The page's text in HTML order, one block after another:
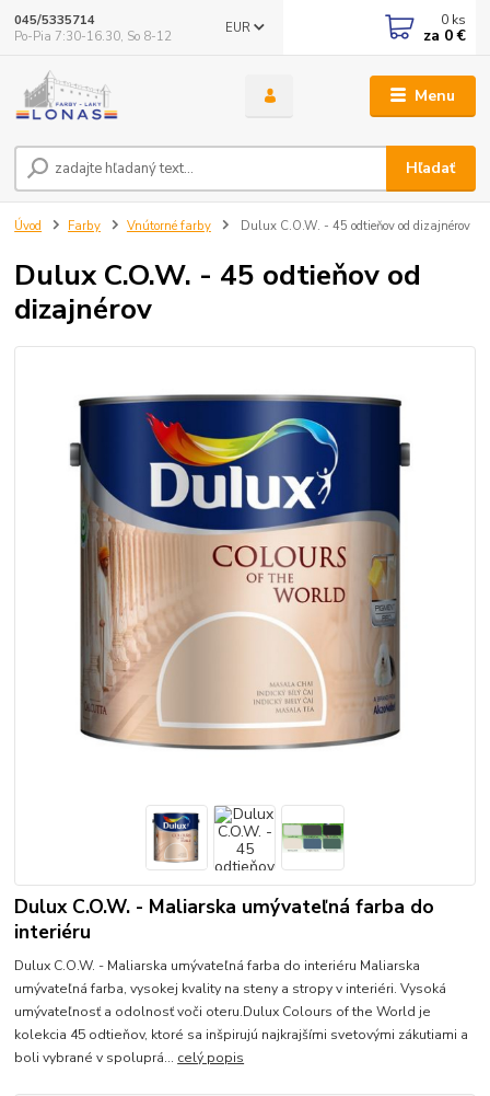
Menu
EUR
Hľadať
045/5335714
Po-Pia 7:30-16.30, So 8-12
0 ks
za 0 €
Úvod Farby Vnútorné farby Dulux C.O.W. - 45 odtieňov od dizajnérov
Dulux C.O.W. - 45 odtieňov od
dizajnérov
Dulux C.O.W. - Maliarska umývateľná farba do
interiéru
Dulux C.O.W. - Maliarska umývateľná farba do interiéru Maliarska
umývateľná farba, vysokej kvality na steny a stropy v interiéri. Vysoká
umývateľnosť a odolnosť voči oteru.Dulux Colours of the World je
kolekcia 45 odtieňov, ktoré sa inšpirujú najkrajšími svetovými zákutiami a
boli vybrané v spoluprá... celý popis